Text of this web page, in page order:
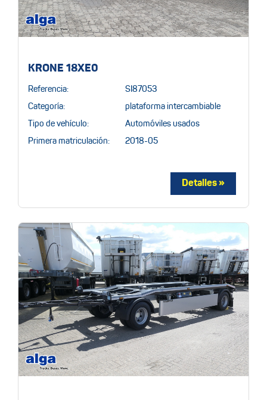
KRONE 18XE0
Referencia: SI87053
Categoría: plataforma intercambiable
Tipo de vehículo: Automóviles usados
Primera matriculación: 2018-05